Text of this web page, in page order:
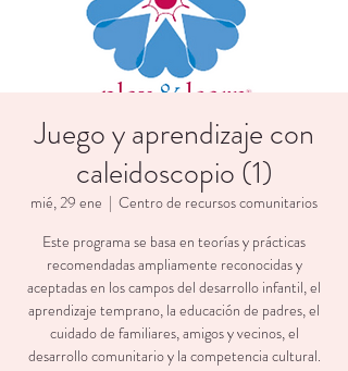
Juego y aprendizaje con
caleidoscopio (1)
mié, 29 ene
  |
Centro de recursos comunitarios
Este programa se basa en teorías y prácticas
recomendadas ampliamente reconocidas y
aceptadas en los campos del desarrollo infantil, el
aprendizaje temprano, la educación de padres, el
cuidado de familiares, amigos y vecinos, el
desarrollo comunitario y la competencia cultural.